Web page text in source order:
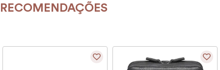
RECOMENDAÇÕES